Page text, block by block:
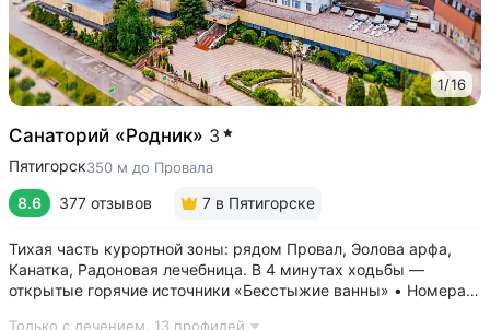
1/16
Санаторий «Родник» 3
Пятигорск350 м до Провала
8.6 377 отзывов 7 в Пятигорске
Тихая часть курортной зоны: рядом Провал, Эолова арфа,
Канатка, Радоновая лечебница. В 4 минутах ходьбы —
открытые горячие источники «Бесстыжие ванны» • Номера
Только с лечением, 13 профилей